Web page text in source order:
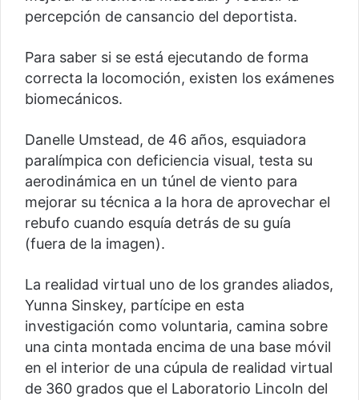
percepción de cansancio del deportista.
Para saber si se está ejecutando de forma
correcta la locomoción, existen los exámenes
biomecánicos.
Danelle Umstead, de 46 años, esquiadora
paralímpica con deficiencia visual, testa su
aerodinámica en un túnel de viento para
mejorar su técnica a la hora de aprovechar el
rebufo cuando esquía detrás de su guía
(fuera de la imagen).
La realidad virtual uno de los grandes aliados,
Yunna Sinskey, partícipe en esta
investigación como voluntaria, camina sobre
una cinta montada encima de una base móvil
en el interior de una cúpula de realidad virtual
de 360 grados que el Laboratorio Lincoln del